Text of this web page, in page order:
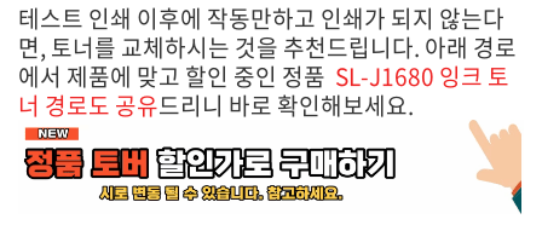
테스트 인쇄 이후에 작동만하고 인쇄가 되지 않는다
면, 토너를 교체하시는 것을 추천드립니다. 아래 경로
에서 제품에 맞고 할인 중인 정품 SL-J1680 잉크 토
너 경로도 공유드리니 바로 확인해보세요.